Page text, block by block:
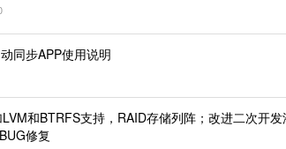
同步APP使用说明
和BTRFS支持，RAID存储列阵；改进二次开
修复